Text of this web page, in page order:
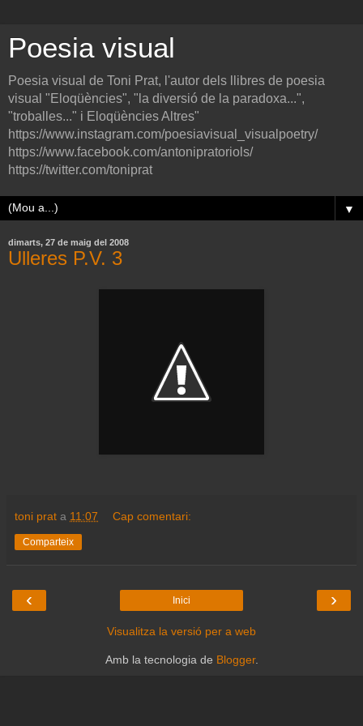
Poesia visual
Poesia visual de Toni Prat, l'autor dels llibres de poesia
visual "Eloqüències", "la diversió de la paradoxa...",
"troballes..." i Eloqüències Altres"
https://www.instagram.com/poesiavisual_visualpoetry/
https://www.facebook.com/antonipratoriols/
https://twitter.com/toniprat
▼
dimarts, 27 de maig del 2008
Ulleres P.V. 3
toni prat a 11:07 Cap comentari:
Comparteix
‹ ›
Inici
Visualitza la versió per a web
Amb la tecnologia de Blogger.